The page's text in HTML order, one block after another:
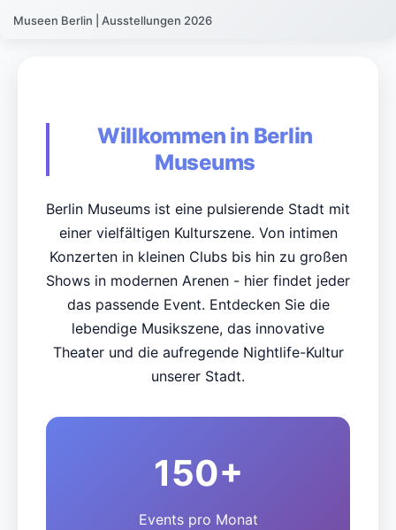
Museen Berlin | Ausstellungen 2026
Willkommen in Berlin
Museums
Berlin Museums ist eine pulsierende Stadt mit
einer vielfältigen Kulturszene. Von intimen
Konzerten in kleinen Clubs bis hin zu großen
Shows in modernen Arenen - hier findet jeder
das passende Event. Entdecken Sie die
lebendige Musikszene, das innovative
Theater und die aufregende Nightlife-Kultur
unserer Stadt.
150+
Events pro Monat